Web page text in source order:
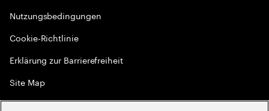
Nutzungsbedingungen
Cookie-Richtlinie
Erklärung zur Barrierefreiheit
Site Map
Globale Meritokratie